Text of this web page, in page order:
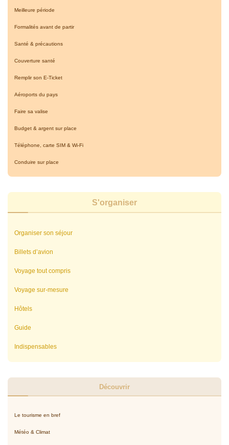
Meilleure période
Formalités avant de partir
Santé & précautions
Couverture santé
Remplir son E-Ticket
Aéroports du pays
Faire sa valise
Budget & argent sur place
Téléphone, carte SIM & Wi-Fi
Conduire sur place
S'organiser
Organiser son séjour
Billets d’avion
Voyage tout compris
Voyage sur-mesure
Hôtels
Guide
Indispensables
Découvrir
Le tourisme en bref
Météo & Climat